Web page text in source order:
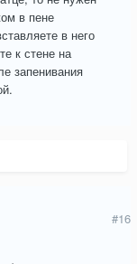
в пене
в него
к стене на
запенивания
#16